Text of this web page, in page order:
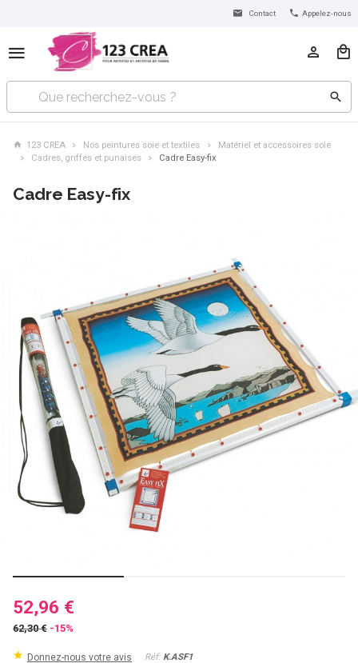
Contact Appelez-nous
123 CREA Nos peintures soie et textiles
Matériel et accessoires soie
Cadres, griffes et punaises
Cadre Easy-fix
Cadre Easy-fix
52,96 €
62,30 € -15%
Donnez-nous votre avis Réf: K.ASF1